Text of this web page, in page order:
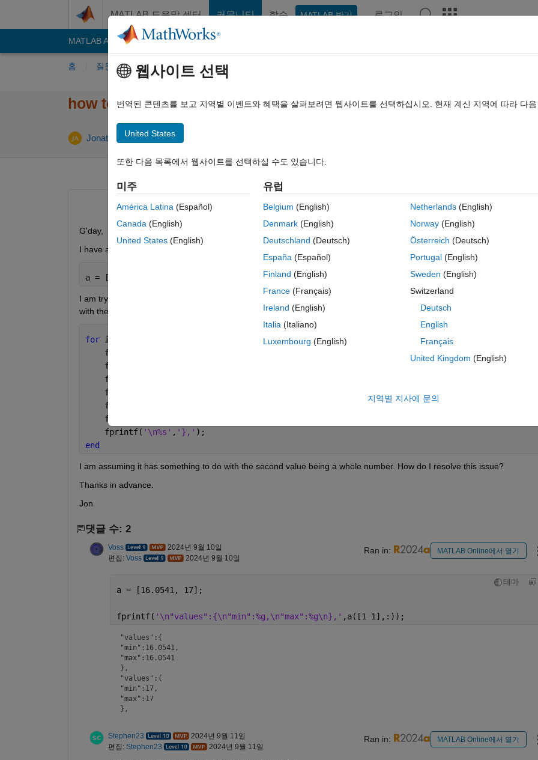
MATLAB 도움말 센터 커뮤니티 학습 MATLAB 받기 로그인
MATLAB Answers File Exchange
홈 질문하기 답변하기 찾아보기
how to resolve fprintf error when dealing with whole numbers?
Jonathan 2024 9월 10
MATLAB Online에서 열기 0 개 추천
G'day,
I have a matirx containing the following values
a = [16.0541, 17];
I am trying to write these types of data along with many other variables to a json file. However, I have encountered a
with the second value, which produces an empty cell. Here's a simple test
for i = 1:2
    fprintf(
    fprintf(
    fprintf(
    fprintf(
    fprintf(
    fprintf(
    fprintf(
'\n%s' , '},' );
end
I am assuming it has something to do with the second value being a whole number. How do I resolve this issue?
Thanks in advance.
Jon
댓글 수: 2
Voss
2024년 9월 10일
편집: Voss 2024년 9월 10일
Ran in: MATLAB Online에서 열기
테마
a = [16.0541, 17];
fprintf( '\n"values":{\n"min":%g,\n"max":%g\n},' ,a([1 1],:));
"values":{
"min":16.0541,
"max":16.0541
},
"values":{
"min":17,
"max":17
},
Stephen23
2024년 9월 11일
편집: Stephen23 2024년 9월 11일
Ran in: MATLAB Online에서 열기
웹사이트 선택
번역된 콘텐츠를 보고 지역별 이벤트와 혜택을 살펴보려면 웹사이트를 선택하십시오. 현재 계신 지역에 따라 다
United States
또한 다음 목록에서 웹사이트를 선택하실 수도 있습니다.
미주
América Latina (Español)
Canada (English)
United States (English)
유럽
Belgium (English)
Denmark (English)
Deutschland (Deutsch)
España (Español)
Finland (English)
France (Français)
Ireland (English)
Italia (Italiano)
Luxembourg (English)
Netherlands(English)
Norway(English)
Österreich (Deutsch)
Portugal(English)
Sweden (English)
Switzerland
Deutsch
English
Français
United Kingdom (English)
지역별 지사에 문의